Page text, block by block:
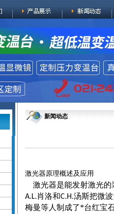
新闻动态
激光器原理概述及应用
激光器是能发射激光的
A.L.肖洛和C.H.汤斯把微
梅曼等人制成了*台红宝